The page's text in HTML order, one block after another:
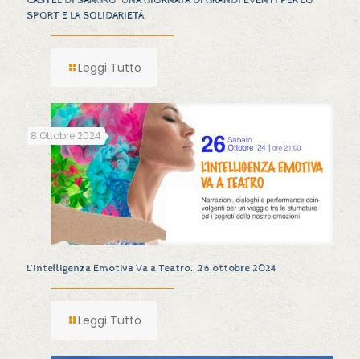
SPORT E LA SOLIDARIETÀ
Leggi Tutto
8 Ottobre 2024
L’Intelligenza Emotiva Va a Teatro.. 26 ottobre 2024
Leggi Tutto